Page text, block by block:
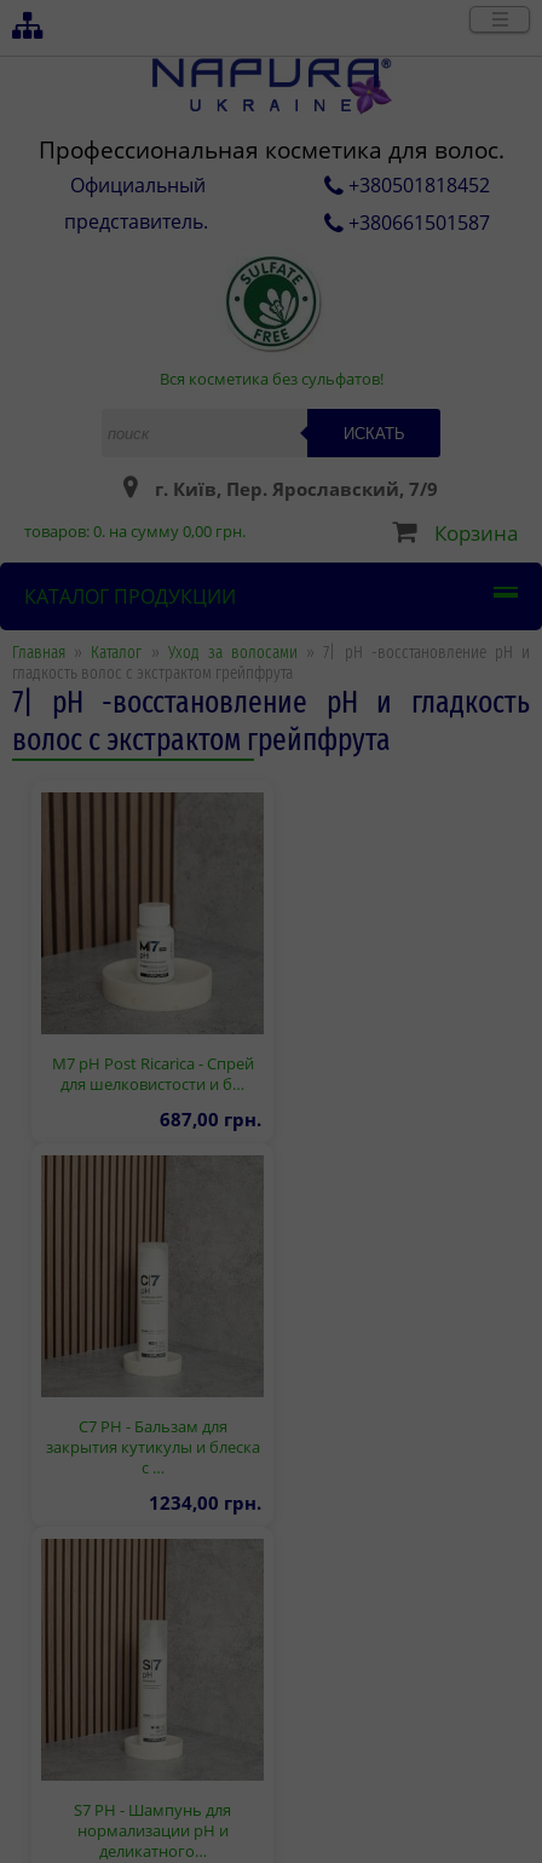
Профессиональная косметика для волос.
Официальный
представитель.
+380501818452
+380661501587
Вся косметика без сульфатов!
ИСКАТЬ
г. Київ, Пер. Ярославский, 7/9
товаров:0. на сумму0,00 грн. Корзина
КАТАЛОГ ПРОДУКЦИИ
Главная » Каталог » Уход за волосами » 7| pH -восстановление pH и
гладкость волос с экстрактом грейпфрута
7| pH -восстановление pH и гладкость
волос с экстрактом грейпфрута
M7 pH Post Ricarica - Спрей
для шелковистости и б…
687,00 грн.
C7 PH - Бальзам для
закрытия кутикулы и блеска
с …
1234,00 грн.
S7 PH - Шампунь для
нормализации pH и
деликатного…